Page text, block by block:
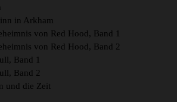
in Arkham
von Red Hood, Band 1
von Red Hood, Band 2
Band 1
Band 2
und die Zeit